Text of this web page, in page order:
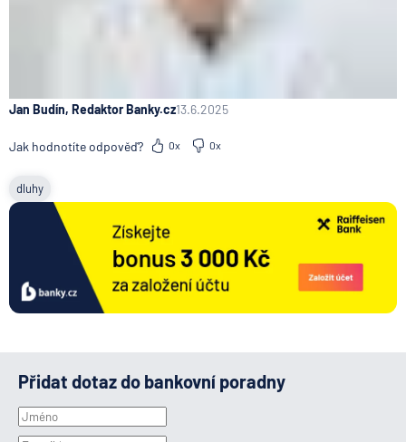
Jan Budín, Redaktor Banky.cz13.6.2025
Jak hodnotíte odpověď? 0x 0x
dluhy
Přidat dotaz do bankovní poradny